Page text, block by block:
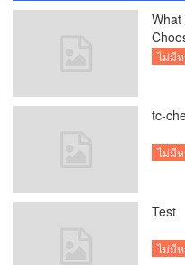
UK
ไม่มี
tc-
ไม่มี
Test
ไม่มี